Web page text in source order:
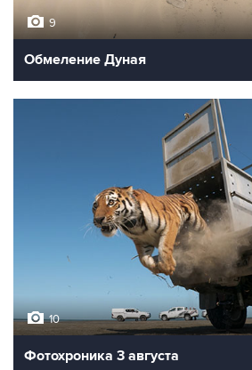
9
Обмеление Дуная
10
Фотохроника 3 августа